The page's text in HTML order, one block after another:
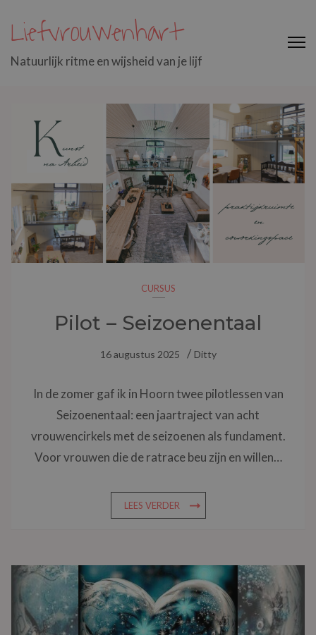
Liefvrouwenhart
Natuurlijk ritme en wijsheid van je lijf
Notities
CURSUS
Pilot – Seizoenentaal
16 augustus 2025 Ditty
In de zomer gaf ik in Hoorn twee pilotlessen van
Seizoenentaal: een jaartraject van acht
vrouwencirkels met de seizoenen als fundament.
Voor vrouwen die de ratrace beu zijn en willen…
LEES VERDER